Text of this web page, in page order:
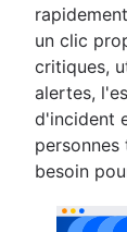
un clic
critiques,
alertes,
d'incident
besoin